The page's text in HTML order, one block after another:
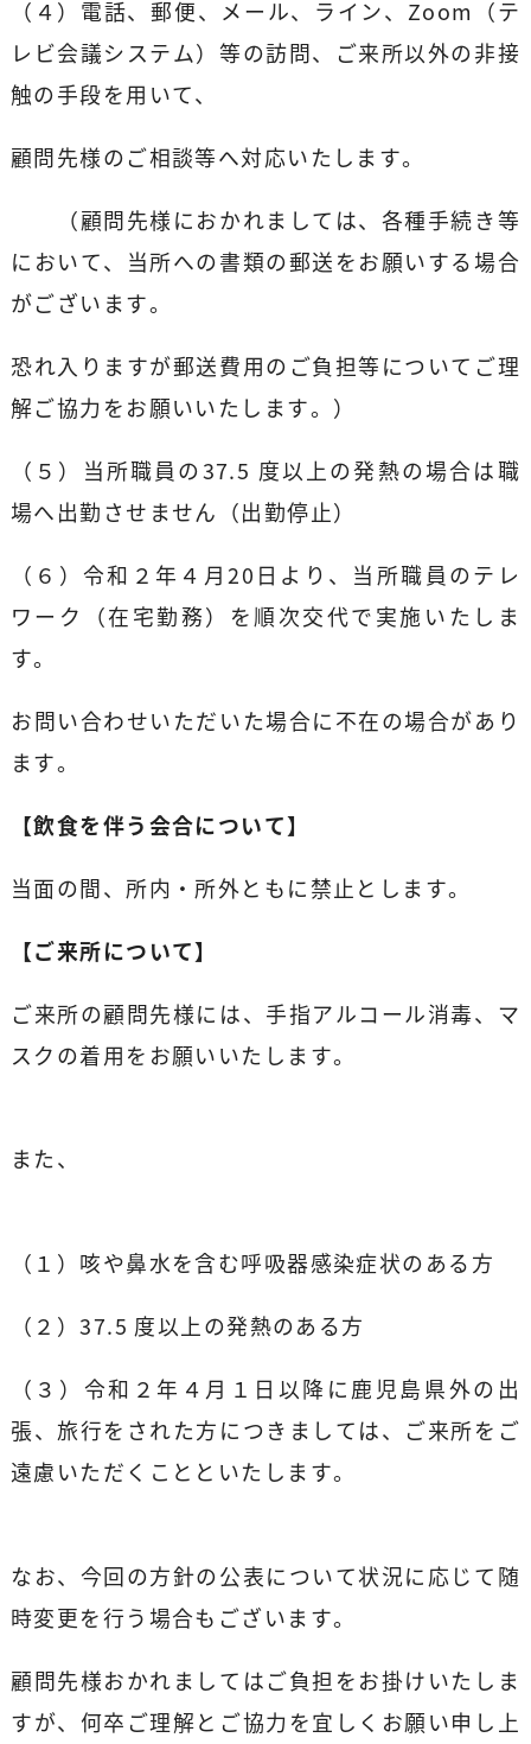
（４）電話、郵便、メール、ライン、Zoom（テ
レビ会議システム）等の訪問、ご来所以外の非接
触の手段を用いて、
顧問先様のご相談等へ対応いたします。
（顧問先様におかれましては、各種手続き等
において、当所への書類の郵送をお願いする場合
がございます。
恐れ入りますが郵送費用のご負担等についてご理
解ご協力をお願いいたします。）
（５）当所職員の37.5 度以上の発熱の場合は職
場へ出勤させません（出勤停止）
（６）令和２年４月20日より、当所職員のテレ
ワーク（在宅勤務）を順次交代で実施いたしま
す。
お問い合わせいただいた場合に不在の場合があり
ます。
【飲食を伴う会合について】
当面の間、所内・所外ともに禁止とします。
【ご来所について】
ご来所の顧問先様には、手指アルコール消毒、マ
スクの着用をお願いいたします。
また、
（１）咳や鼻水を含む呼吸器感染症状のある方
（２）37.5 度以上の発熱のある方
（３）令和２年４月１日以降に鹿児島県外の出
張、旅行をされた方につきましては、ご来所をご
遠慮いただくことといたします。
なお、今回の方針の公表について状況に応じて随
時変更を行う場合もございます。
顧問先様おかれましてはご負担をお掛けいたしま
すが、何卒ご理解とご協力を宜しくお願い申し上